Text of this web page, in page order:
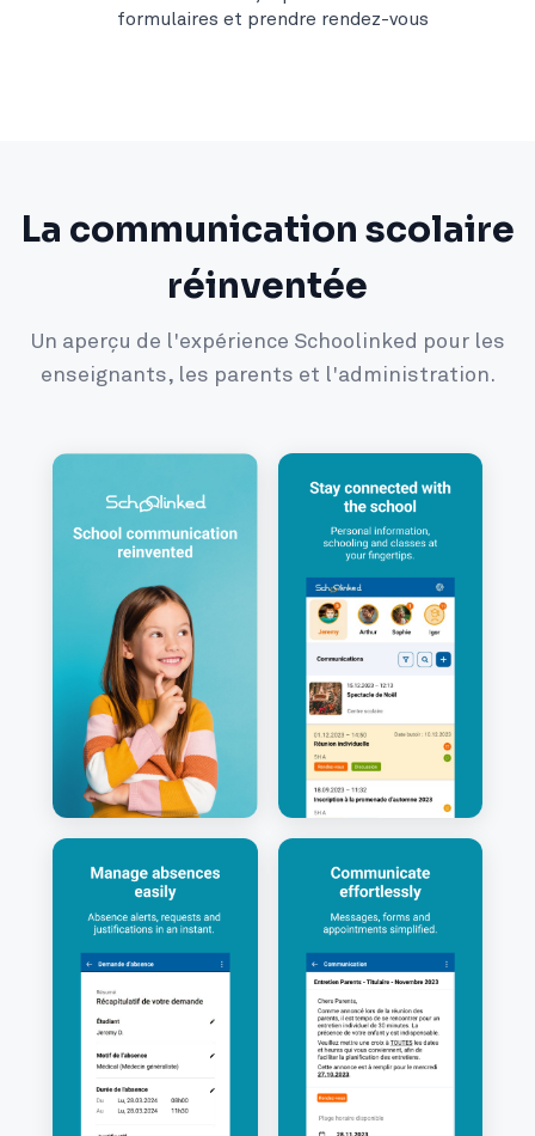
formulaires et prendre rendez-vous
La communication scolaire
réinventée
Un aperçu de l'expérience Schoolinked pour les
enseignants, les parents et l'administration.